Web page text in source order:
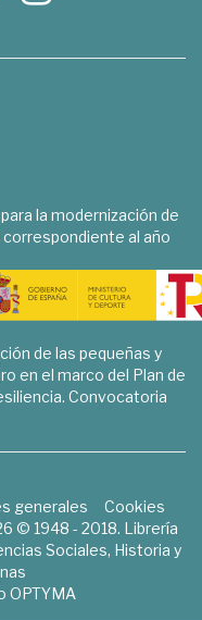
la modernización de
correspondiente al año
de las pequeñas y
en el marco del Plan de
Convocatoria
generales
Cookies
© 1948 - 2018. Librería
Sociales, Historia y
OPTYMA